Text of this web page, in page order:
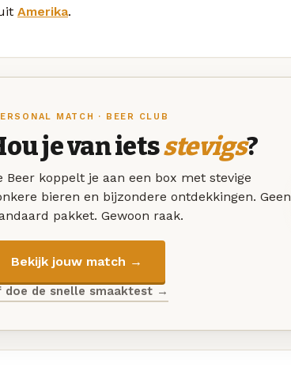
Amerika.
MATCH · BEER CLUB
je van ietsstevigs?
Beer koppelt je aan een box met stevige
bieren en bijzondere ontdekkingen. Geen
pakket. Gewoon raak.
Bekijk jouw match →
doe de snelle smaaktest →